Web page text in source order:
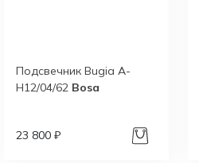
Подсвечник Bugia A-
H12/04/62 Bosa
23 800 ₽